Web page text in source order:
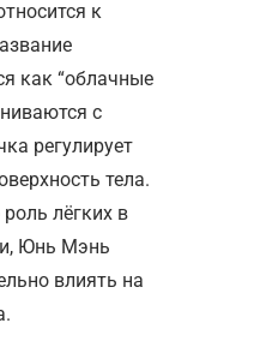
к
как “облачные
с
регулирует
тела.
лёгких в
Юнь Мэнь
влиять на